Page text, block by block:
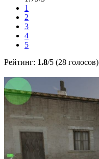
1
2
3
4
5
Рейтинг: 1.8/5 (28 голосов)